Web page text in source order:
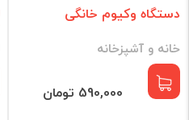
دستگاه وکیوم خانگی
خانه و آشپزخانه
590,000 تومان